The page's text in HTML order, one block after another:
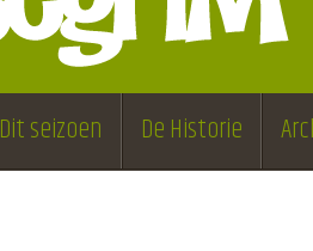
Dit seizoen De Historie